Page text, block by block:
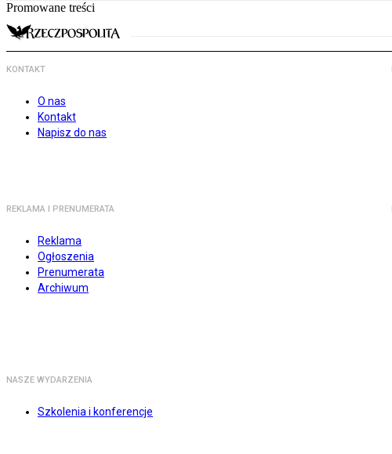
Promowane treści
KONTAKT
O nas
Kontakt
Napisz do nas
REKLAMA I PRENUMERATA
Reklama
Ogłoszenia
Prenumerata
Archiwum
NASZE WYDARZENIA
Szkolenia i konferencje